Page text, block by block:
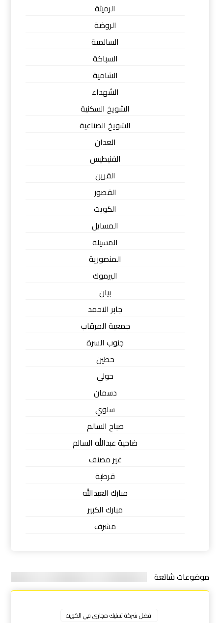
الرميثة
الروضة
السالمية
السباكة
الشامية
الشهداء
الشويخ السكنية
الشويخ الصناعية
العدان
الفنيطيس
القرين
القصور
الكويت
المسايل
المسيلة
المنصورية
اليرموك
بيان
جابر الاحمد
جمعية المرقاب
جنوب السرة
حطين
حولي
دسمان
سلوي
صباح السالم
ضاحية عبدالله السالم
غير مصنف
قرطبة
مبارك العبدالله
مبارك الكبير
مشرف
موضوعات شائعة
افضل شركة تسليك مجاري في الكويت